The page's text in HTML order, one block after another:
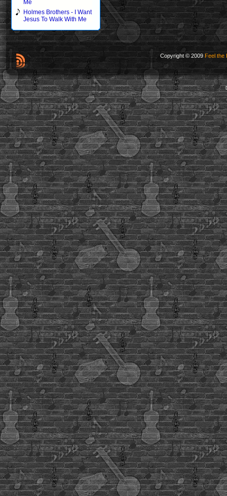
Me
Holmes Brothers - I Want
Jesus To Walk With Me
Copyright © 2009 Feel the